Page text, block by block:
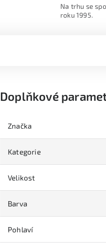
Na trhu se
roku 1995.
Doplňkové
Značka
Kategorie
Velikost
Barva
Pohlaví